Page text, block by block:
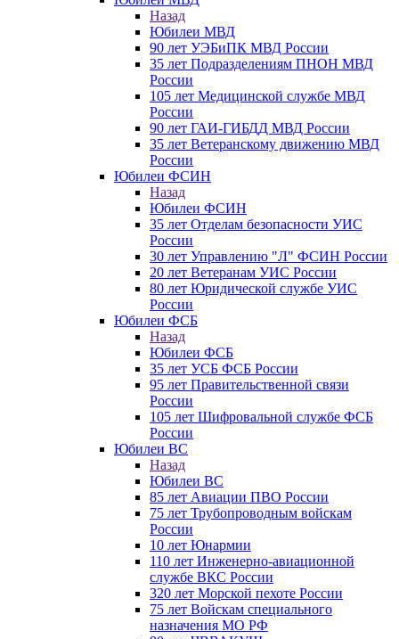
Назад
Юбилеи МВД
90 лет УЭБиПК МВД России
35 лет Подразделениям ПНОН МВД
России
105 лет Медицинской службе МВД
России
90 лет ГАИ-ГИБДД МВД России
35 лет Ветеранскому движению МВД
России
Юбилеи ФСИН
Назад
Юбилеи ФСИН
35 лет Отделам безопасности УИС
России
30 лет Управлению "Л" ФСИН России
20 лет Ветеранам УИС России
80 лет Юридической службе УИС
России
Юбилеи ФСБ
Назад
Юбилеи ФСБ
35 лет УСБ ФСБ России
95 лет Правительственной связи
России
105 лет Шифровальной службе ФСБ
России
Юбилеи ВС
Назад
Юбилеи ВС
85 лет Авиации ПВО России
75 лет Трубопроводным войскам
России
10 лет Юнармии
110 лет Инженерно-авиационной
службе ВКС России
320 лет Морской пехоте России
75 лет Войскам специального
назначения МО РФ